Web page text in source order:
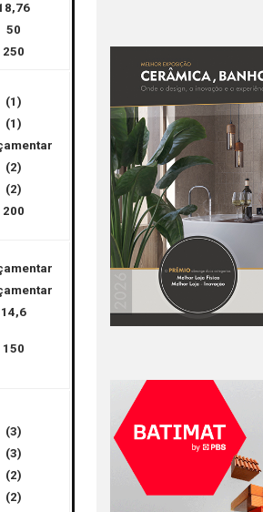
50
250
(1)
(1)
(2)
(2)
200
14,6
150
(3)
(3)
(2)
(2)